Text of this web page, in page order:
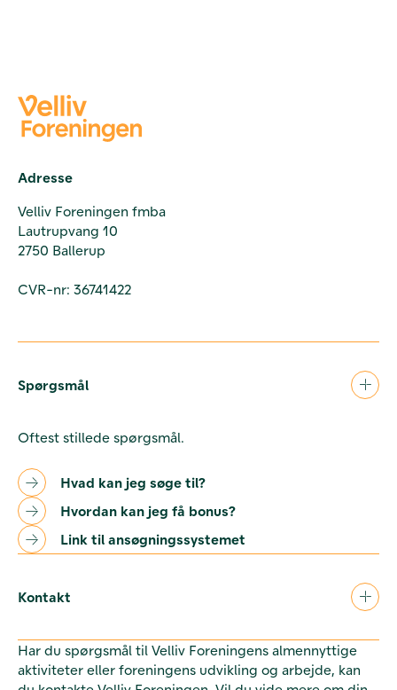
Adresse
Velliv Foreningen fmba
Lautrupvang 10
2750 Ballerup
CVR-nr: 36741422
Spørgsmål
Oftest stillede spørgsmål.
Hvad kan jeg søge til?
Hvordan kan jeg få bonus?
Link til ansøgningssystemet
Kontakt
Har du spørgsmål til Velliv Foreningens almennyttige
aktiviteter eller foreningens udvikling og arbejde, kan